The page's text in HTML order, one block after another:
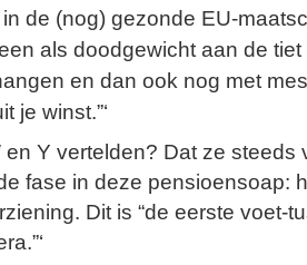
de (nog) gezonde EU-
als doodgewicht aan de
en dan ook nog met
je winst.”‘
en Y vertelden? Dat ze
fase in deze pensioensoap:
Dit is “de eerste voet-